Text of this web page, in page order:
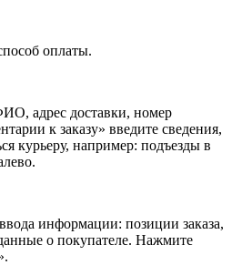
оплаты.
адрес доставки, номер
к заказу» введите сведения,
курьеру, например: подъезды в
информации: позиции заказа,
о покупателе. Нажмите